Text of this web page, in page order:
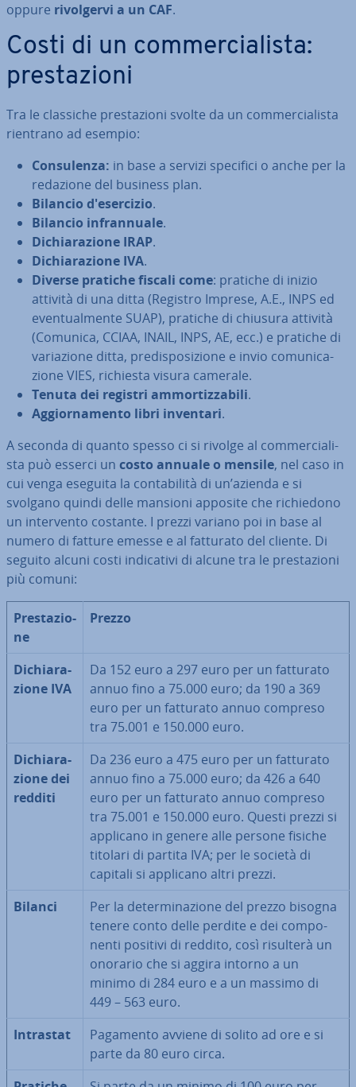
oppure ri­vol­ger­vi a un CAF.
Costi di un com­mer­cia­li­sta:
pre­sta­zio­ni
Tra le classiche pre­sta­zio­ni svolte da un com­mer­cia­li­sta
rientrano ad esempio:
Con­su­len­za: in base a servizi specifici o anche per la
redazione del business plan.
Bilancio d'e­ser­ci­zio.
Bilancio in­fran­nua­le.
Di­chia­ra­zio­ne IRAP.
Di­chia­ra­zio­ne IVA.
Diverse pratiche fiscali come: pratiche di inizio
attività di una ditta (Registro Imprese, A.E., INPS ed
even­tual­men­te SUAP), pratiche di chiusura attività
(Comunica, CCIAA, INAIL, INPS, AE, ecc.) e pratiche di
va­ria­zio­ne ditta, pre­di­spo­si­zio­ne e invio co­mu­ni­ca­
zio­ne VIES, richiesta visura camerale.
Tenuta dei registri am­mor­tiz­za­bi­li.
Ag­gior­na­men­to libri inventari.
A seconda di quanto spesso ci si rivolge al com­mer­cia­li­
sta può esserci un costo annuale o mensile, nel caso in
cui venga eseguita la con­ta­bi­li­tà di un’azienda e si
svolgano quindi delle mansioni apposite che ri­chie­do­no
un in­ter­ven­to costante. I prezzi variano poi in base al
numero di fatture emesse e al fatturato del cliente. Di
seguito alcuni costi in­di­ca­ti­vi di alcune tra le pre­sta­zio­ni
più comuni:
Pre­sta­zio­
ne
Prezzo
Di­chia­ra­
zio­ne IVA
Da 152 euro a 297 euro per un fatturato
annuo fino a 75.000 euro; da 190 a 369
euro per un fatturato annuo compreso
tra 75.001 e 150.000 euro.
Di­chia­ra­
zio­ne dei
redditi
Da 236 euro a 475 euro per un fatturato
annuo fino a 75.000 euro; da 426 a 640
euro per un fatturato annuo compreso
tra 75.001 e 150.000 euro. Questi prezzi si
applicano in genere alle persone fisiche
titolari di partita IVA; per le società di
capitali si applicano altri prezzi.
Bilanci
Per la de­ter­mi­na­zio­ne del prezzo bisogna
tenere conto delle perdite e dei com­po­
nen­ti positivi di reddito, così risulterà un
onorario che si aggira intorno a un
minimo di 284 euro e a un massimo di
449 – 563 euro.
Intrastat
Pagamento avviene di solito ad ore e si
parte da 80 euro circa.